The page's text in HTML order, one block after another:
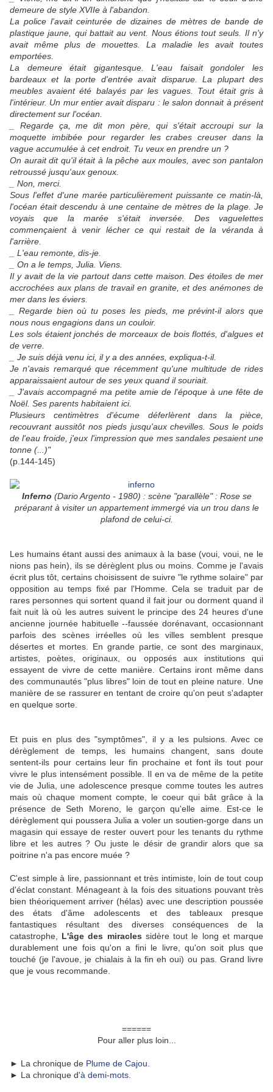
demeure de style XVIIe à l'abandon.
La police l'avait ceinturée de dizaines de mètres de bande de
plastique jaune, qui battait au vent. Nous étions tout seuls. Il n'y
avait même plus de mouettes. La maladie les avait toutes
emportées.
La demeure était gigantesque. L'eau faisait gondoler les
bardeaux et la porte d'entrée avait disparue. La plupart des
meubles avaient été balayés par les vagues. Tout était gris à
l'intérieur. Un mur entier avait disparu : le salon donnait à présent
directement sur l'océan.
_ Regarde ça, me dit mon père, qui s'était accroupi sur la
moquette imbibée pour regarder les crabes creuser dans la
vague accumulée à cet endroit. Tu veux en prendre un ?
On aurait dit qu'il était à la pêche aux moules, avec son pantalon
retroussé jusqu'aux genoux.
_ Non, merci.
Sous l'effet d'une marée particulièrement puissante ce matin-là,
l'océan était descendu à une centaine de mètres de la plage. Je
voyais que la marée s'était inversée. Des vaguelettes
commençaient à venir lécher ce qui restait de la véranda à
l'arrière.
_ L'eau remonte, dis-je.
_ On a le temps, Julia. Viens.
Il y avait de la vie partout dans cette maison. Des étoiles de mer
accrochées aux plans de travail en granite, et des anémones de
mer dans les éviers.
_ Regarde bien où tu poses les pieds, me prévint-il alors que
nous nous engagions dans un couloir.
Les sols étaient jonchés de morceaux de bois flottés, d'algues et
de verre.
_ Je suis déjà venu ici, il y a des années, expliqua-t-il.
Je n'avais remarqué que récemment qu'une multitude de rides
apparaissaient autour de ses yeux quand il souriait.
_ J'avais accompagné ma petite amie de l'époque à une fête de
Noël. Ses parents habitaient ici.
Plusieurs centimètres d'écume déferlèrent dans la pièce,
recouvrant aussitôt nos pieds jusqu'aux chevilles. Sous le poids
de l'eau froide, j'eux l'impression que mes sandales pesaient une
tonne (...)"
(p.144-145)
Inferno (Dario Argento - 1980) : scène "parallèle" : Rose se
préparant à visiter un appartement immergé via un trou dans le
plafond de celui-ci.
Les humains étant aussi des animaux à la base (voui, voui, ne le
nions pas hein), ils se dérèglent plus ou moins. Comme je l'avais
écrit plus tôt, certains choisissent de suivre "le rythme solaire" par
opposition au temps fixé par l'Homme. Cela se traduit par de
rares personnes qui sortent quand il fait jour ou dorment quand il
fait nuit là où les autres suivent le principe des 24 heures d'une
ancienne journée habituelle --faussée dorénavant, occasionnant
parfois des scènes irréelles où les villes semblent presque
désertes et mortes. En grande partie, ce sont des marginaux,
artistes, poètes, originaux, ou opposés aux institutions qui
essayent de vivre de cette manière. Certains iront même dans
des communautés "plus libres" loin de tout en pleine nature. Une
manière de se rassurer en tentant de croire qu'on peut s'adapter
en quelque sorte.
Et puis en plus des "symptômes", il y a les pulsions. Avec ce
dérèglement de temps, les humains changent, sans doute
sentent-ils pour certains leur fin prochaine et font ils tout pour
vivre le plus intensément possible. Il en va de même de la petite
vie de Julia, une adolescence presque comme toutes les autres
mais où chaque moment compte, le coeur qui bât grâce à la
présence de Seth Moreno, le garçon qu'elle aime. Est-ce le
dérèglement qui poussera Julia a voler un soutien-gorge dans un
magasin qui essaye de rester ouvert pour les tenants du rythme
libre et les autres ? Ou juste le désir de grandir alors que sa
poitrine n'a pas encore muée ?
C'est simple à lire, passionnant et très intimiste, loin de tout coup
d'éclat constant. Ménageant à la fois des situations pouvant très
bien théoriquement arriver (hélas) avec une description poussée
des états d'âme adolescents et des tableaux presque
fantastiques résultant des diverses conséquences de la
catastrophe, L'âge des miracles sidère tout le long et marque
durablement une fois qu'on a fini le livre, qu'on soit plus que
touché (je l'avoue, je chialais à la fin eh oui) ou pas. Grand livre
que je vous recommande.
======
Pour aller plus loin...
► La chronique de Plume de Cajou
► La chronique d'à demi-mots